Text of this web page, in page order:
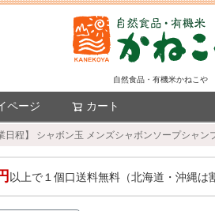
自然食品・有機米かねこや
ページ カート
日程】 シャボン玉 メンズシャボンソープシャ
以上で１個口送料無料（北海道・沖縄